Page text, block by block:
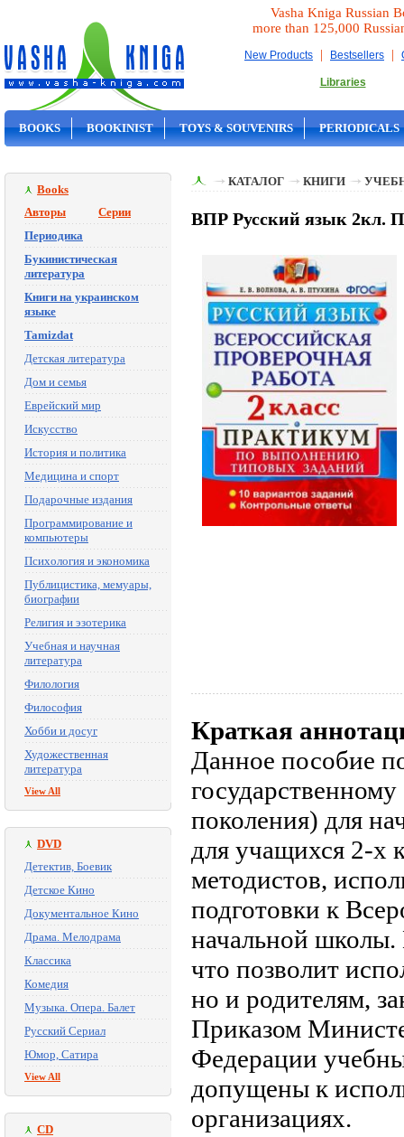
Vasha Kniga Russian
more than 125,000
New Products | Bestsellers |
Libraries
BOOKS BOOKINIST TOYS & SOUVENIRS PERIODICALS
Books
Авторы
Серии
Периодика
Букинистическая
литература
Книги на украинском
языке
Tamizdat
Детская литература
Дом и семья
Еврейский мир
Искусство
История и политика
Медицина и спорт
Подарочные издания
Программирование и
компьютеры
Психология и экономика
Публицистика, мемуары,
биографии
Религия и эзотерика
Учебная и научная
литература
Филология
Философия
Хобби и досуг
Художественная
литература
View All
DVD
Детектив, Боевик
Детское Кино
Документальное Кино
Драма. Мелодрама
Классика
Комедия
Музыка. Опера. Балет
Русский Сериал
Юмор, Сатира
View All
CD
КАТАЛОГ КНИГИ
ВПР Русский язык 2кл.
Краткая
Данное пособие
поколения) для
для учащихся 2-х
методистов,
подготовки к
начальной школы.
что позволит
но и родителям,
Приказом
Федерации
допущены к
организациях.